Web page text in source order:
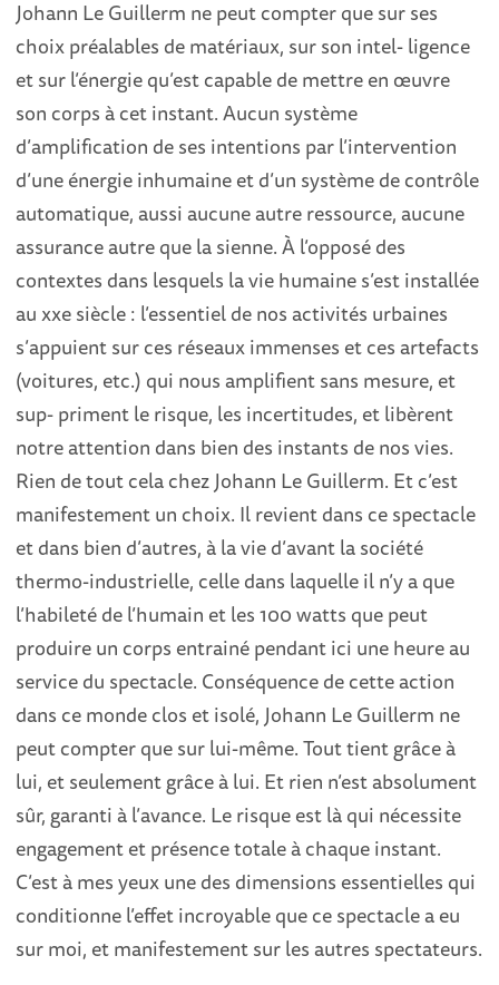
Johann Le Guillerm ne peut compter que sur ses
choix préalables de matériaux, sur son intel- ligence
et sur l’énergie qu’est capable de mettre en œuvre
son corps à cet instant. Aucun système
d’amplification de ses intentions par l’intervention
d’une énergie inhumaine et d’un système de contrôle
automatique, aussi aucune autre ressource, aucune
assurance autre que la sienne. À l’opposé des
contextes dans lesquels la vie humaine s’est installée
au xxe siècle : l’essentiel de nos activités urbaines
s’appuient sur ces réseaux immenses et ces artefacts
(voitures, etc.) qui nous amplifient sans mesure, et
sup- priment le risque, les incertitudes, et libèrent
notre attention dans bien des instants de nos vies.
Rien de tout cela chez Johann Le Guillerm. Et c’est
manifestement un choix. Il revient dans ce spectacle
et dans bien d’autres, à la vie d’avant la société
thermo-industrielle, celle dans laquelle il n’y a que
l’habileté de l’humain et les 100 watts que peut
produire un corps entrainé pendant ici une heure au
service du spectacle. Conséquence de cette action
dans ce monde clos et isolé, Johann Le Guillerm ne
peut compter que sur lui-même. Tout tient grâce à
lui, et seulement grâce à lui. Et rien n’est absolument
sûr, garanti à l’avance. Le risque est là qui nécessite
engagement et présence totale à chaque instant.
C’est à mes yeux une des dimensions essentielles qui
conditionne l’effet incroyable que ce spectacle a eu
sur moi, et manifestement sur les autres spectateurs.